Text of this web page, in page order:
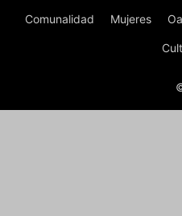
Comunalidad Mujeres